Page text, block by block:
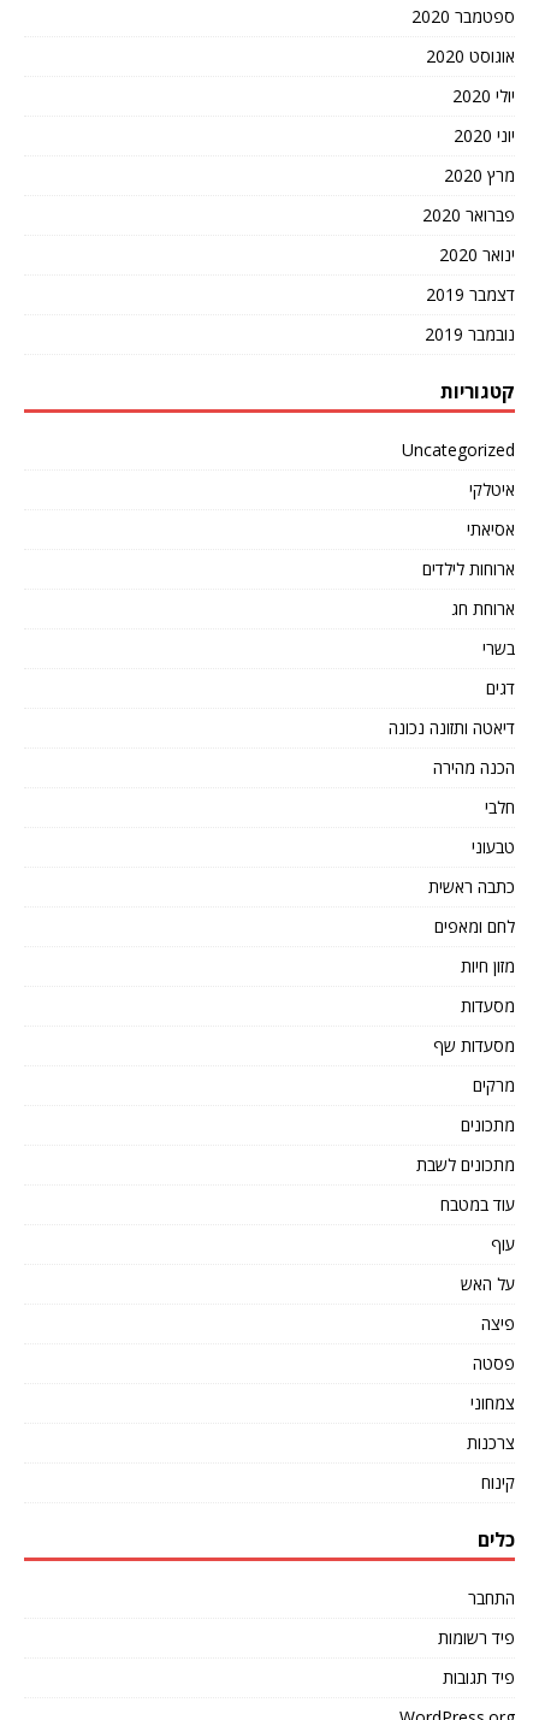
ספטמבר 2020
אוגוסט 2020
יולי 2020
יוני 2020
מרץ 2020
פברואר 2020
ינואר 2020
דצמבר 2019
נובמבר 2019
קטגוריות
Uncategorized
איטלקי
אסיאתי
ארוחות לילדים
ארוחת חג
בשרי
דגים
דיאטה ותזונה נכונה
הכנה מהירה
חלבי
טבעוני
כתבה ראשית
לחם ומאפים
מזון חיות
מסעדות
מסעדות שף
מרקים
מתכונים
מתכונים לשבת
עוד במטבח
עוף
על האש
פיצה
פסטה
צמחוני
צרכנות
קינוח
כלים
התחבר
פיד רשומות
פיד תגובות